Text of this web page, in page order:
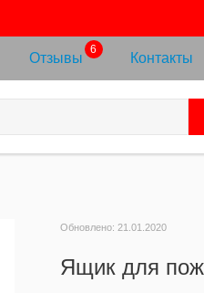
Отзывы Контакты
Обновлено: 21.01.2020
Ящик для